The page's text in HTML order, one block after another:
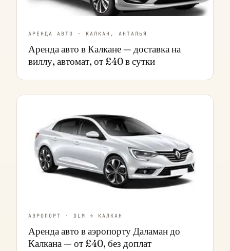
АРЕНДА АВТО · КАЛКАН, АНТАЛЬЯ
Аренда авто в Калкане — доставка на
виллу, автомат, от £40 в сутки
АЭРОПОРТ · DLM → КАЛКАН
Аренда авто в аэропорту Даламан до
Калкана — от £40, без доплат